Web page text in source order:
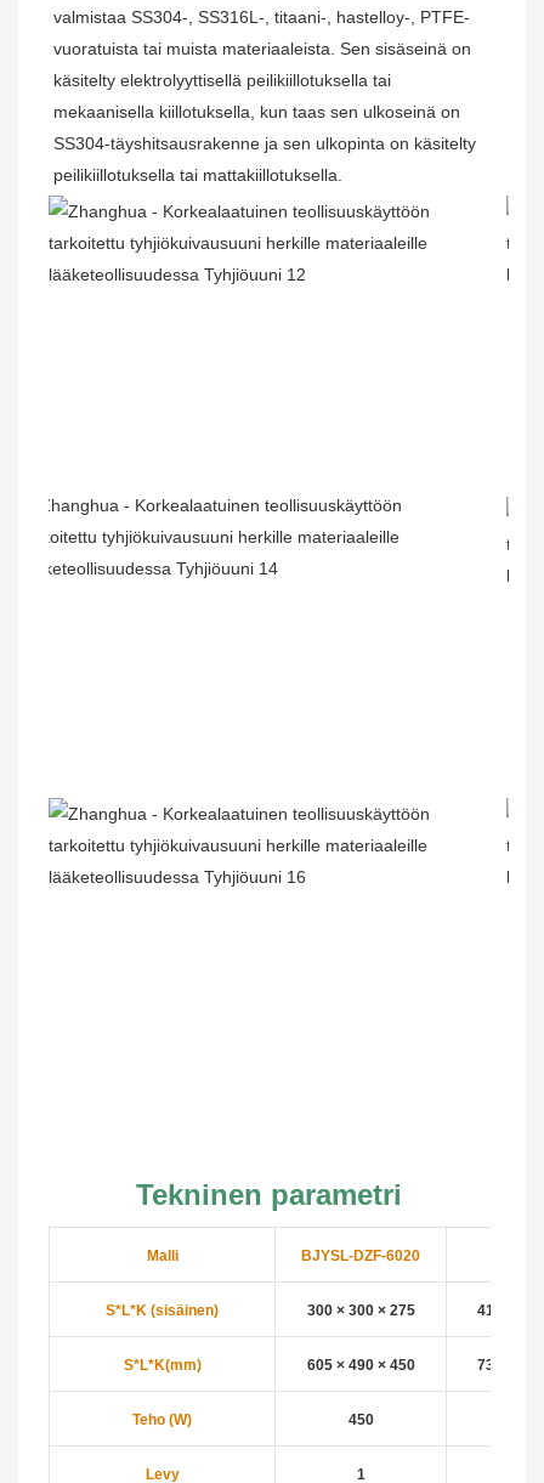
valmistaa SS304-, SS316L-, titaani-, hastelloy-, PTFE-
vuoratuista tai muista materiaaleista. Sen sisäseinä on
käsitelty elektrolyyttisellä peilikiillotuksella tai
mekaanisella kiillotuksella, kun taas sen ulkoseinä on
SS304-täyshitsausrakenne ja sen ulkopinta on käsitelty
peilikiillotuksella tai mattakiillotuksella.
Tekninen parametri
Malli BJYSL-DZF-6020
S*L*K (sisäinen) 300 × 300 × 275 415 ×
S*L*K(mm) 605 × 490 × 450 730 ×
Teho (W) 450
Levy 1